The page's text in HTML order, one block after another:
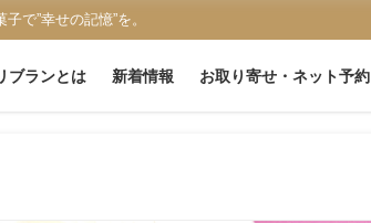
で”幸せの記憶”を。
ブランとは 新着情報 お取り寄せ・ネット予約